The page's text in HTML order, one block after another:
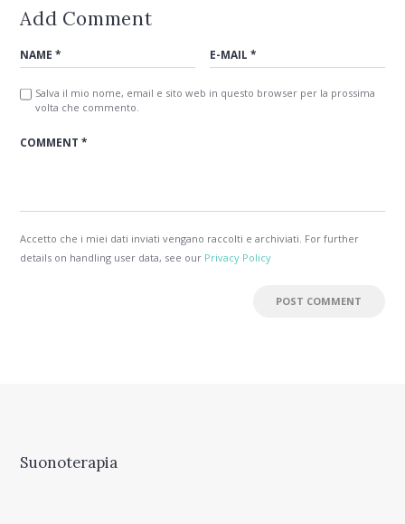
Add Comment
Salva il mio nome, email e sito web in questo browser per la prossima
volta che commento.
Accetto che i miei dati inviati vengano raccolti e archiviati. For further
details on handling user data, see our Privacy Policy
Suonoterapia